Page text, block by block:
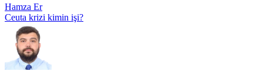
Hamza Er
Ceuta krizi kimin işi?